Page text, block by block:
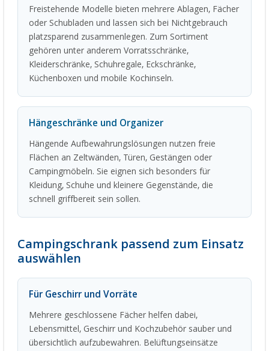
Freistehende Modelle bieten mehrere Ablagen, Fächer
oder Schubladen und lassen sich bei Nichtgebrauch
platzsparend zusammenlegen. Zum Sortiment
gehören unter anderem Vorratsschränke,
Kleiderschränke, Schuhregale, Eckschränke,
Küchenboxen und mobile Kochinseln.
Hängeschränke und Organizer
Hängende Aufbewahrungslösungen nutzen freie
Flächen an Zeltwänden, Türen, Gestängen oder
Campingmöbeln. Sie eignen sich besonders für
Kleidung, Schuhe und kleinere Gegenstände, die
schnell griffbereit sein sollen.
Campingschrank passend zum Einsatz
auswählen
Für Geschirr und Vorräte
Mehrere geschlossene Fächer helfen dabei,
Lebensmittel, Geschirr und Kochzubehör sauber und
übersichtlich aufzubewahren. Belüftungseinsätze